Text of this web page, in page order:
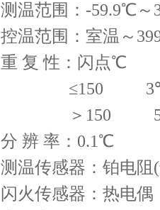
测温范围：-59.9℃～
控温范围：室温～
重 复 性：闪点℃
≤150
＞150
分 辨 率：0.1℃
测温传感器：铂电阻
闪火传感器：热电偶